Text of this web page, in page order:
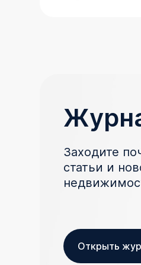
Заходите
статьи и
Открыть